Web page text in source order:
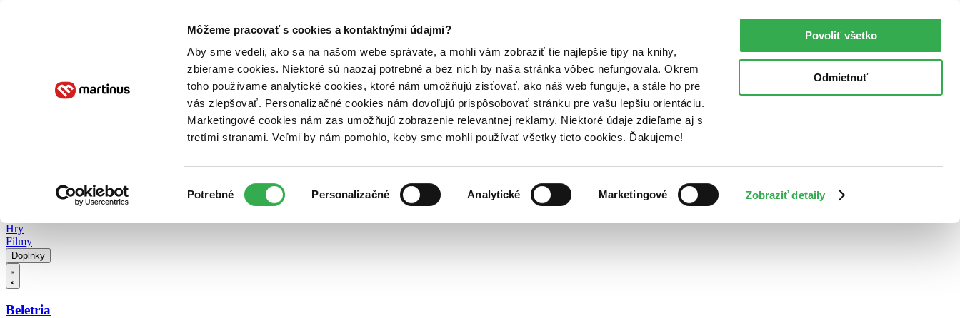
Môžeme pracovať s cookies a kontaktnými údajmi?
Aby sme vedeli, ako sa na našom webe správate, a mohli vám zobraziť tie najlepšie tipy na knihy,
zbierame cookies. Niektoré sú naozaj potrebné a bez nich by naša stránka vôbec nefungovala. Okrem
toho používame analytické cookies, ktoré nám umožňujú zisťovať, ako náš web funguje, a stále ho pre
vás zlepšovať. Personalizačné cookies nám dovoľujú prispôsobovať stránku pre vašu lepšiu orientáciu.
Marketingové cookies nám zas umožňujú zobrazenie relevantnej reklamy. Niektoré údaje zdieľame aj s
tretími stranami. Veľmi by nám pomohlo, keby sme mohli používať všetky tieto cookies. Ďakujeme!
súhlasu
Potrebné Personalizačné Analytické Marketingové Zobraziť detaily
Povoliť všetko
Odmietnuť
Poukážky Kontakt
Hry
Filmy
Doplnky
Beletria